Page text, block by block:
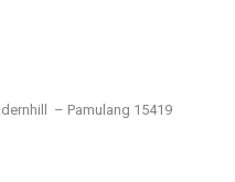
– Pamulang 15419